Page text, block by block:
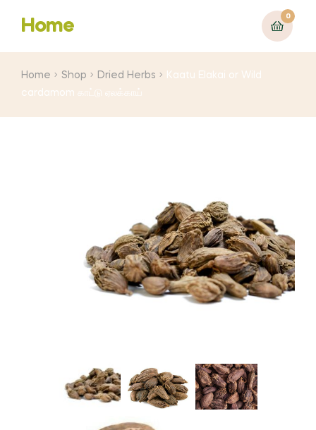
Home
0
Home Shop Dried Herbs
Kaatu Elakai or Wild
cardamom காட்டு ஏலக்காய்